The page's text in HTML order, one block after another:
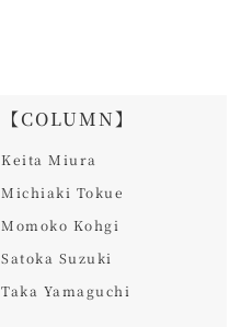
【COLUMN】
Keita Miura
Michiaki Tokue
Momoko Kohgi
Satoka Suzuki
Taka Yamaguchi